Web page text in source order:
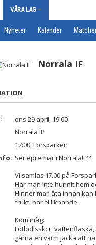
VÅRA LAG
Nyheter Kalender Matcher
Norrala IF
ons 29 april, 19:00
Norrala IP
17:00, Forsparken
Seriepremiär i Norrala! ??
Vi samlas 17.00 på
Har man inte hunnit hem
Hinner man äta innan kan
frukt, bar el liknande.
Kom ihåg:
Fotbollsskor,
gärna en varm jacka att